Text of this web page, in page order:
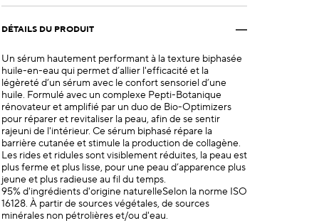
DÉTAILS DU PRODUIT
Un sérum hautement performant à la texture biphasée
huile-en-eau qui permet d’allier l'efficacité et la
légèreté d’un sérum avec le confort sensoriel d’une
huile. Formulé avec un complexe Pepti-Botanique
rénovateur et amplifié par un duo de Bio-Optimizers
pour réparer et revitaliser la peau, afin de se sentir
rajeuni de l'intérieur. Ce sérum biphasé répare la
barrière cutanée et stimule la production de collagène.
Les rides et ridules sont visiblement réduites, la peau est
plus ferme et plus lisse, pour une peau d’apparence plus
jeune et plus radieuse au fil du temps.
95% d'ingrédients d'origine naturelleSelon la norme ISO
16128. À partir de sources végétales, de sources
minérales non pétrolières et/ou d'eau.